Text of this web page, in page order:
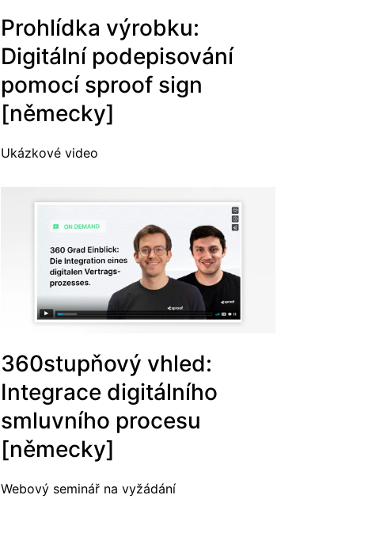
Prohlídka výrobku:
Digitální podepisování
pomocí sproof sign
[německy]
Ukázkové video
360stupňový vhled:
Integrace digitálního
smluvního procesu
[německy]
Webový seminář na vyžádání